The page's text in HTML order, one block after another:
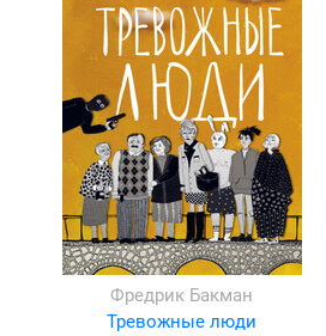
Фредрик Бакман
Тревожные люди